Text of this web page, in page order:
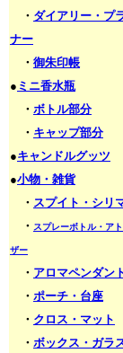
・ ダイアリー・プ
ナー
・ 御朱印帳
● ミニ香水瓶
・ ボトル部分
・ キャップ部分
●キャンドルグッツ
●小物・雑貨
・ スプイト・シリ
・ スプレーボトル・ア
ザー
・ アロマペンダン
・ ポーチ・台座
・ クロス・マット
・ ボックス・ガラ